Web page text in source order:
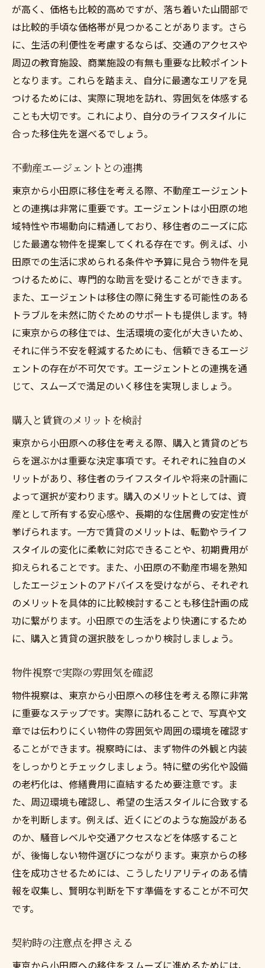
が高く、価格も比較的高めですが、落ち着いた山間部で
は比較的手頃な価格帯が見つかることがあります。さら
に、生活の利便性を考慮するならば、交通のアクセスや
周辺の教育施設、商業施設の有無も重要な比較ポイント
となります。これらを踏まえ、自分に最適なエリアを見
つけるためには、実際に現地を訪れ、雰囲気を体感する
ことも大切です。これにより、自分のライフスタイルに
合った移住先を選べるでしょう。
不動産エージェントとの連携
東京から小田原に移住を考える際、不動産エージェント
との連携は非常に重要です。エージェントは小田原の地
域特性や市場動向に精通しており、移住者のニーズに応
じた最適な物件を提案してくれる存在です。例えば、小
田原での生活に求められる条件や予算に見合う物件を見
つけるために、専門的な助言を受けることができます。
また、エージェントは移住の際に発生する可能性のある
トラブルを未然に防ぐためのサポートも提供します。特
に東京からの移住では、生活環境の変化が大きいため、
それに伴う不安を軽減するためにも、信頼できるエージ
ェントの存在が不可欠です。エージェントとの連携を通
じて、スムーズで満足のいく移住を実現しましょう。
購入と賃貸のメリットを検討
東京から小田原への移住を考える際、購入と賃貸のどち
らを選ぶかは重要な決定事項です。それぞれに独自のメ
リットがあり、移住者のライフスタイルや将来の計画に
よって選択が変わります。購入のメリットとしては、資
産として所有する安心感や、長期的な住居費の安定性が
挙げられます。一方で賃貸のメリットは、転勤やライフ
スタイルの変化に柔軟に対応できることや、初期費用が
抑えられることです。また、小田原の不動産市場を熟知
したエージェントのアドバイスを受けながら、それぞれ
のメリットを具体的に比較検討することも移住計画の成
功に繋がります。小田原での生活をより快適にするため
に、購入と賃貸の選択肢をしっかり検討しましょう。
物件視察で実際の雰囲気を確認
物件視察は、東京から小田原への移住を考える際に非常
に重要なステップです。実際に訪れることで、写真や文
章では伝わりにくい物件の雰囲気や周囲の環境を確認す
ることができます。視察時には、まず物件の外観と内装
をしっかりとチェックしましょう。特に壁の劣化や設備
の老朽化は、修繕費用に直結するため要注意です。ま
た、周辺環境も確認し、希望の生活スタイルに合致する
かを判断します。例えば、近くにどのような施設がある
のか、騒音レベルや交通アクセスなどを体感すること
が、後悔しない物件選びにつながります。東京からの移
住を成功させるためには、こうしたリアリティのある情
報を収集し、賢明な判断を下す準備をすることが不可欠
です。
契約時の注意点を押さえる
東京から小田原への移住をスムーズに進めるためには、